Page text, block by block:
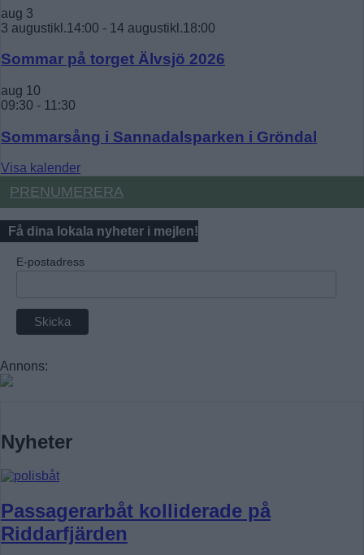
aug 3
3 augustikl.14:00 - 14 augustikl.18:00
Sommar på torget Älvsjö 2026
aug 10
09:30 - 11:30
Sommarsång i Sannadalsparken i Gröndal
Visa kalender
PRENUMERERA
Få dina lokala nyheter i mejlen!
E-postadress
Annons:
Nyheter
Passagerarbåt kolliderade på
Riddarfjärden